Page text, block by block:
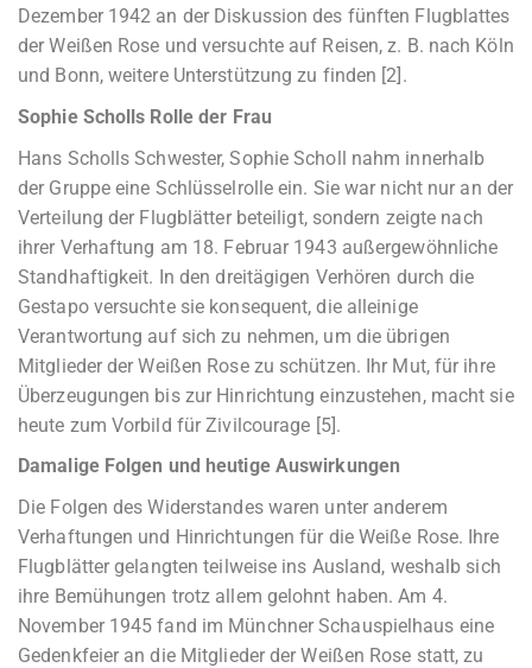
Dezember 1942 an der Diskussion des fünften Flugblattes
der Weißen Rose und versuchte auf Reisen, z. B. nach Köln
und Bonn, weitere Unterstützung zu finden [2].
Sophie Scholls Rolle der Frau
Hans Scholls Schwester, Sophie Scholl nahm innerhalb
der Gruppe eine Schlüsselrolle ein. Sie war nicht nur an der
Verteilung der Flugblätter beteiligt, sondern zeigte nach
ihrer Verhaftung am 18. Februar 1943 außergewöhnliche
Standhaftigkeit. In den dreitägigen Verhören durch die
Gestapo versuchte sie konsequent, die alleinige
Verantwortung auf sich zu nehmen, um die übrigen
Mitglieder der Weißen Rose zu schützen. Ihr Mut, für ihre
Überzeugungen bis zur Hinrichtung einzustehen, macht sie
heute zum Vorbild für Zivilcourage [5].
Damalige Folgen und heutige Auswirkungen
Die Folgen des Widerstandes waren unter anderem
Verhaftungen und Hinrichtungen für die Weiße Rose. Ihre
Flugblätter gelangten teilweise ins Ausland, weshalb sich
ihre Bemühungen trotz allem gelohnt haben. Am 4.
November 1945 fand im Münchner Schauspielhaus eine
Gedenkfeier an die Mitglieder der Weißen Rose statt, zu